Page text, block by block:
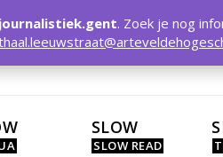
SLOW
. Zoek je nog